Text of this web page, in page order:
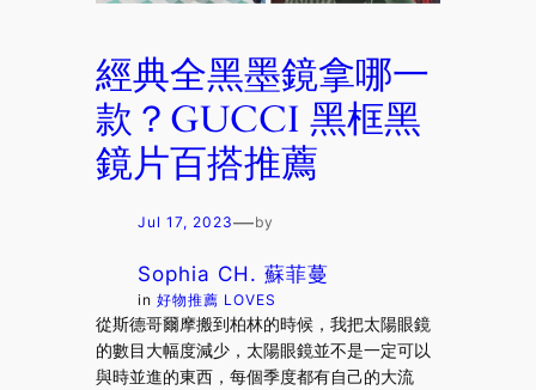
經典全黑墨鏡拿哪一
款？GUCCI 黑框黑
鏡片百搭推薦
Jul 17, 2023—by
Sophia CH. 蘇菲蔓
in好物推薦 LOVES
從斯德哥爾摩搬到柏林的時候，我把太陽眼鏡
的數目大幅度減少，太陽眼鏡並不是一定可以
與時並進的東西，每個季度都有自己的大流